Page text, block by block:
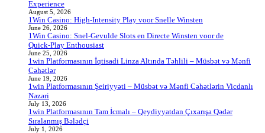
Experience
August 5, 2026
1Win Casino: High‑Intensity Play voor Snelle Winsten
June 26, 2026
1Win Casino: Snel‑Gevulde Slots en Directe Winsten voor de
Quick‑Play Enthousiast
June 25, 2026
1win Platformasının İqtisadi Linza Altında Təhlili – Müsbət və Mənfi
Cəhətlər
June 19, 2026
1win Platformasının Şeiriyyəti – Müsbət və Mənfi Cəhətlərin Vicdanlı
Nəzəri
July 13, 2026
1win Platformasının Tam İcmalı – Qeydiyyatdan Çıxarışa Qədər
Sıralanmış Bələdçi
July 1, 2026